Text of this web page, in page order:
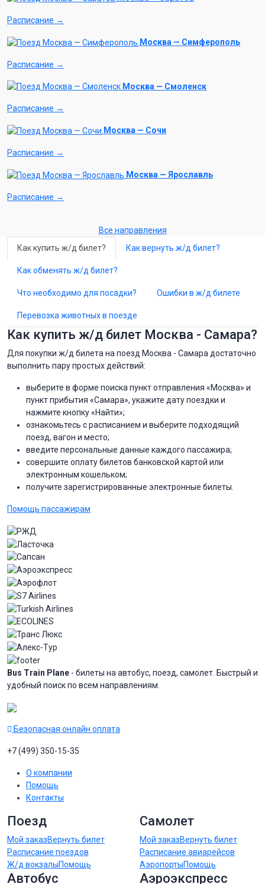
Расписание →
Москва — Симферополь
Расписание →
Москва — Смоленск
Расписание →
Москва — Сочи
Расписание →
Москва — Ярославль
Расписание →
Все направления
Как купить ж/д билет?
Как вернуть ж/д билет?
Как обменять ж/д билет?
Что необходимо для посадки? Ошибки в ж/д билете
Перевозка животных в поезде
Как купить ж/д билет Москва - Самара?
Для покупки ж/д билета на поезд Москва - Самара достаточно
выполнить пару простых действий:
выберите в форме поиска пункт отправления «Москва» и
пункт прибытия «Самара», укажите дату поездки и
нажмите кнопку «Найти»;
ознакомьтесь с расписанием и выберите подходящий
поезд, вагон и место;
введите персональные данные каждого пассажира;
совершите оплату билетов банковской картой или
электронным кошельком;
получите зарегистрированные электронные билеты.
Помощь пассажирам
Bus Train Plane - билеты на автобус, поезд, самолет. Быстрый и
удобный поиск по всем направлениям.
Безопасная онлайн оплата
+7 (499) 350-15-35
О компании
Помощь
Контакты
Поезд
Мой заказВернуть билет
Расписание поездов
Ж/д вокзалыПомощь
Самолет
Мой заказВернуть билет
Расписание авиарейсов
АэропортыПомощь
Автобус Аэроэкспресс